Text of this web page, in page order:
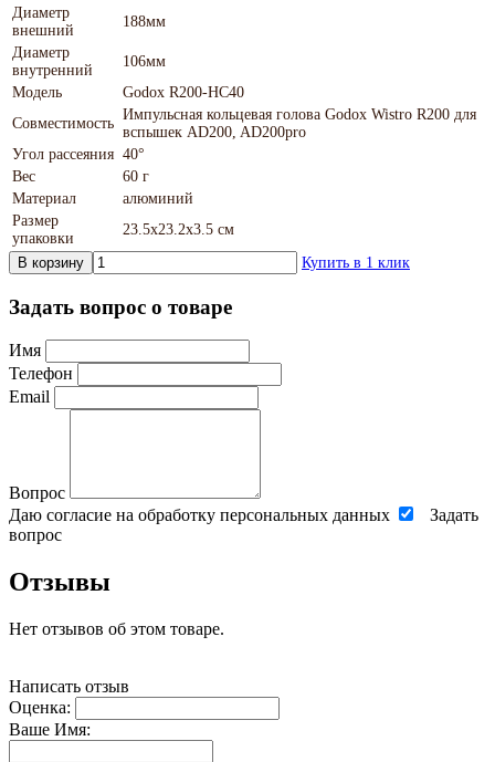
Диаметр
внешний
188мм
Диаметр
внутренний
106мм
Модель
Godox R200-HC40
Совместимость
Импульсная кольцевая голова Godox Wistro R200 для
вспышек AD200, AD200pro
Угол рассеяния 40°
Вес
60 г
Материал
алюминий
Размер
упаковки
23.5х23.2х3.5 см
В корзину
Купить в 1 клик
Задать вопрос о товаре
Имя
Телефон
Email
Вопрос
Даю согласие на обработку персональных данных
Задать
вопрос
Отзывы
Нет отзывов об этом товаре.
Написать отзыв
Оценка:
Ваше Имя: